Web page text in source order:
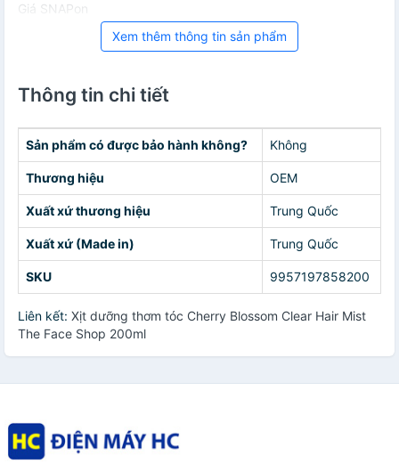
Giá SNAPon
Xem thêm thông tin sản phẩm
Thông tin chi tiết
Sản phẩm có được bảo hành không? Không
Thương hiệu OEM
Xuất xứ thương hiệu Trung Quốc
Xuất xứ (Made in) Trung Quốc
SKU 9957197858200
Liên kết: Xịt dưỡng thơm tóc Cherry Blossom Clear Hair Mist
The Face Shop 200ml